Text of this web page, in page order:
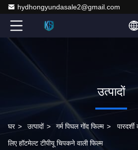
hydhongyundasale2@gmail.com
उत्पादों
घर > उत्पादों > गर्म पिघल गोंद फिल्म >
लिए हॉटमेल्ट टीपीयू चिपकने वाली फिल्म